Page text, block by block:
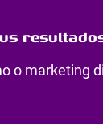
o marketing